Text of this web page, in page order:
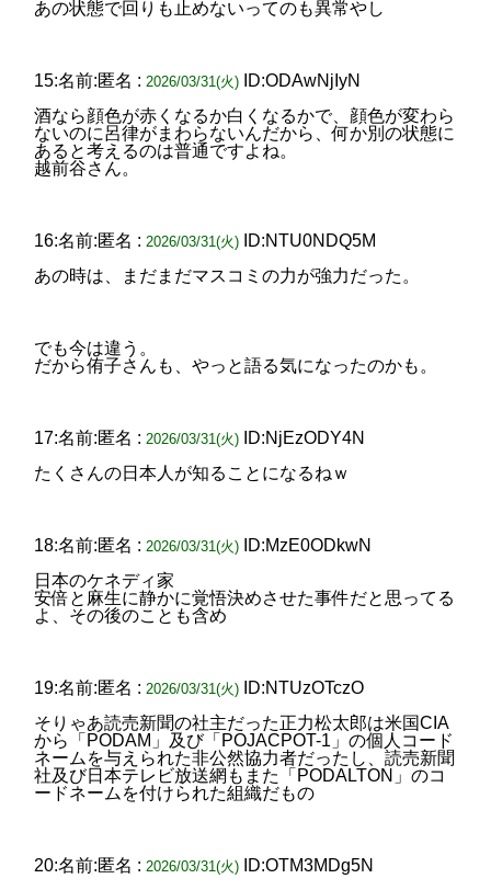
あの状態で回りも止めないってのも異常やし
15:名前:匿名 : 2026/03/31(火)
ID:ODAwNjIyN
酒なら顔色が赤くなるか白くなるかで、顔色が変わら
ないのに呂律がまわらないんだから、何か別の状態に
あると考えるのは普通ですよね。
越前谷さん。
16:名前:匿名 : 2026/03/31(火)
ID:NTU0NDQ5M
あの時は、まだまだマスコミの力が強力だった。
でも今は違う。
だから侑子さんも、やっと語る気になったのかも。
17:名前:匿名 : 2026/03/31(火)
ID:NjEzODY4N
たくさんの日本人が知ることになるねｗ
18:名前:匿名 : 2026/03/31(火)
ID:MzE0ODkwN
日本のケネディ家
安倍と麻生に静かに覚悟決めさせた事件だと思ってる
よ、その後のことも含め
19:名前:匿名 : 2026/03/31(火)
ID:NTUzOTczO
そりゃあ読売新聞の社主だった正力松太郎は米国CIA
から「PODAM」及び「POJACPOT-1」の個人コード
ネームを与えられた非公然協力者だったし、読売新聞
社及び日本テレビ放送網もまた「PODALTON」のコ
ードネームを付けられた組織だもの
20:名前:匿名 : 2026/03/31(火)
ID:OTM3MDg5N